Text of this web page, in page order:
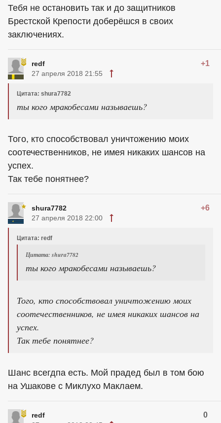
Тебя не остановить так и до защитников
Брестской Крепости доберёшся в своих
заключениях.
redf +1
27 апреля 2018 21:55
Цитата: shura7782
ты кого мракобесами называешь?
Того, кто способствовал уничтожению моих
соотечественников, не имея никаких шансов на
успех.
Так тебе понятнее?
shura7782 +6
27 апреля 2018 22:00
Цитата: redf
Цитата: shura7782
ты кого мракобесами называешь?
Того, кто способствовал уничтожению моих
соотечественников, не имея никаких шансов на
успех.
Так тебе понятнее?
Шанс всегдпа есть. Мой прадед был в том бою
на Ушакове с Миклухо Маклаем.
redf 0